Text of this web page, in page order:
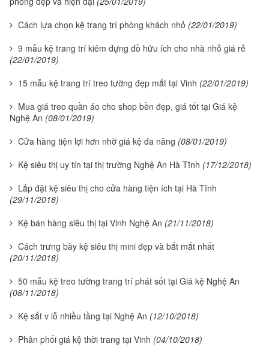
Cách lựa chọn kệ trang trí phòng khách nhỏ (22/01/2019)
9 mẫu kệ trang trí kiêm đựng đồ hữu ích cho nhà nhỏ giá rẻ
(22/01/2019)
15 mẫu kệ trang trí treo tường đẹp mắt tại Vinh (22/01/2019)
Mua giá treo quần áo cho shop bền đẹp, giá tốt tại Giá kệ
Nghệ An (08/01/2019)
Cửa hàng tiện lợi hơn nhờ giá kệ đa năng (08/01/2019)
Kệ siêu thị uy tín tại thị trường Nghệ An Hà Tĩnh (17/12/2018)
Lắp đặt kệ siêu thị cho cửa hàng tiện ích tại Hà Tĩnh
(29/11/2018)
Kệ bán hàng siêu thị tại Vinh Nghệ An (21/11/2018)
Cách trưng bày kệ siêu thị mini đẹp và bắt mắt nhất
(20/11/2018)
50 mẫu kệ treo tường trang trí phát sốt tại Giá kệ Nghệ An
(08/11/2018)
Kệ sắt v lỗ nhiều tầng tại Nghệ An (12/10/2018)
Phân phối giá kệ thời trang tại Vinh (04/10/2018)